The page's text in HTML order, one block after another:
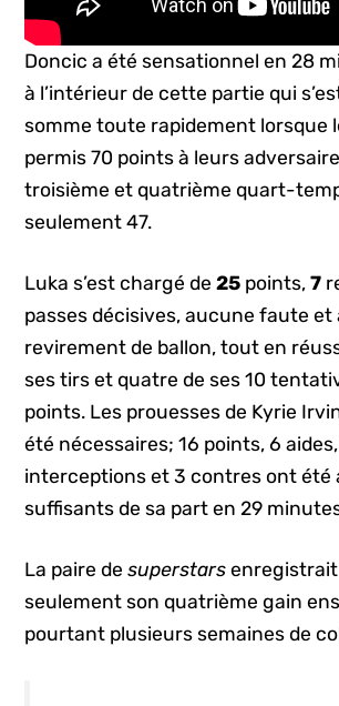
Doncic a été sensationnel en 28
à l’intérieur de cette partie qui
somme toute rapidement lorsque
permis 70 points à leurs
troisième et quatrième quart-
seulement 47.
Luka s’est chargé de25 points,7
passes décisives, aucune faute et
revirement de ballon, tout en
ses tirs et quatre de ses 10
points. Les prouesses de Kyrie
été nécessaires; 16 points, 6
interceptions et 3 contres ont été
suffisants de sa part en 29
La paire desuperstars
seulement son quatrième gain
pourtant plusieurs semaines de